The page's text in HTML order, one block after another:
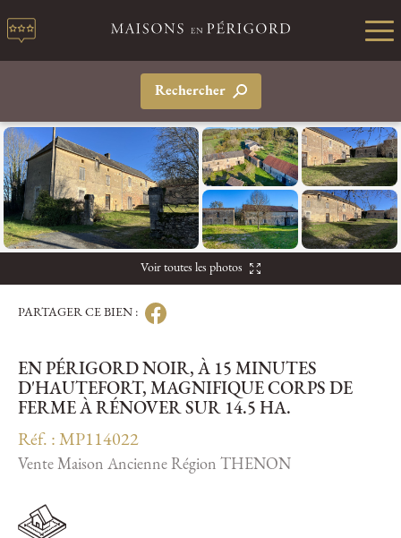
Rechercher
Voir toutes les photos
PARTAGER CE BIEN :
EN PÉRIGORD NOIR, À 15 MINUTES
D'HAUTEFORT, MAGNIFIQUE CORPS DE
FERME À RÉNOVER SUR 14.5 HA.
Réf. : MP114022
Vente Maison Ancienne Région THENON